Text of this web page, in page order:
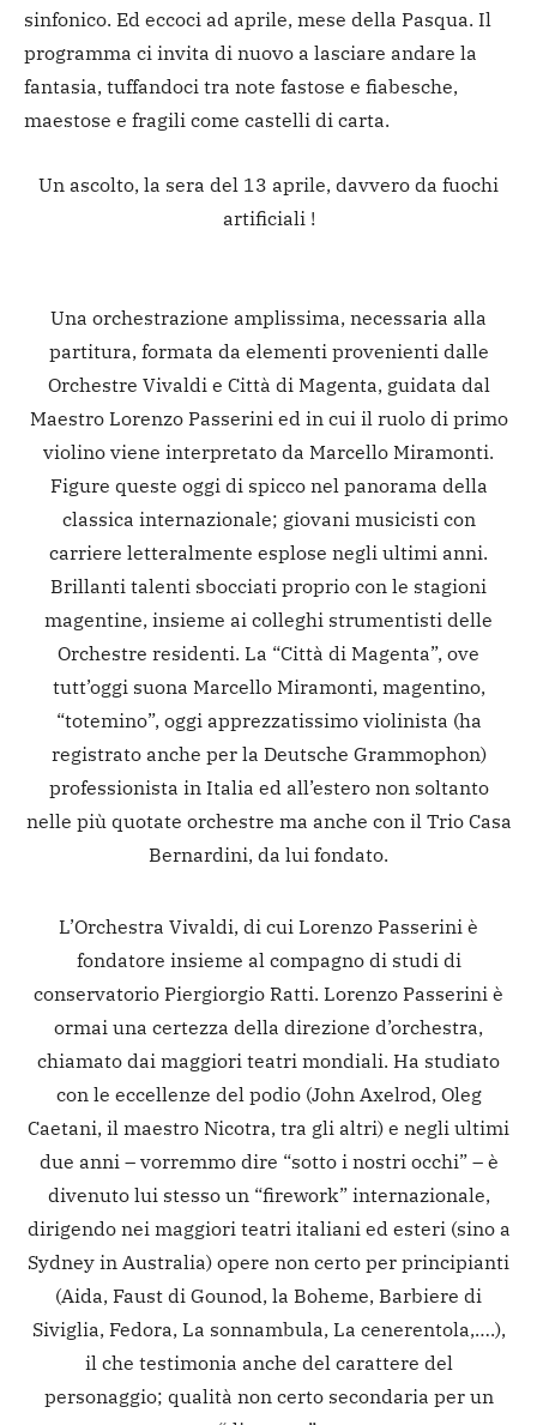
sinfonico. Ed eccoci ad aprile, mese della Pasqua. Il
programma ci invita di nuovo a lasciare andare la
fantasia, tuffandoci tra note fastose e fiabesche,
maestose e fragili come castelli di carta.
Un ascolto, la sera del 13 aprile, davvero da fuochi
artificiali !
Una orchestrazione amplissima, necessaria alla
partitura, formata da elementi provenienti dalle
Orchestre Vivaldi e Città di Magenta, guidata dal
Maestro Lorenzo Passerini ed in cui il ruolo di primo
violino viene interpretato da Marcello Miramonti.
Figure queste oggi di spicco nel panorama della
classica internazionale; giovani musicisti con
carriere letteralmente esplose negli ultimi anni.
Brillanti talenti sbocciati proprio con le stagioni
magentine, insieme ai colleghi strumentisti delle
Orchestre residenti. La “Città di Magenta”, ove
tutt’oggi suona Marcello Miramonti, magentino,
“totemino”, oggi apprezzatissimo violinista (ha
registrato anche per la Deutsche Grammophon)
professionista in Italia ed all’estero non soltanto
nelle più quotate orchestre ma anche con il Trio Casa
Bernardini, da lui fondato.
L’Orchestra Vivaldi, di cui Lorenzo Passerini è
fondatore insieme al compagno di studi di
conservatorio Piergiorgio Ratti. Lorenzo Passerini è
ormai una certezza della direzione d’orchestra,
chiamato dai maggiori teatri mondiali. Ha studiato
con le eccellenze del podio (John Axelrod, Oleg
Caetani, il maestro Nicotra, tra gli altri) e negli ultimi
due anni – vorremmo dire “sotto i nostri occhi” – è
divenuto lui stesso un “firework” internazionale,
dirigendo nei maggiori teatri italiani ed esteri (sino a
Sydney in Australia) opere non certo per principianti
(Aida, Faust di Gounod, la Boheme, Barbiere di
Siviglia, Fedora, La sonnambula, La cenerentola,….),
il che testimonia anche del carattere del
personaggio; qualità non certo secondaria per un